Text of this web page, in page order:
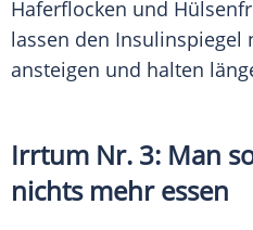
Haferflocken und
lassen den Insulinspiegel
ansteigen und halten
Irrtum Nr. 3: Man
nichts mehr essen